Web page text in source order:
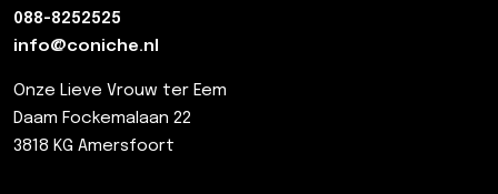
088-8252525
info@coniche.nl
Onze Lieve Vrouw ter Eem
Daam Fockemalaan 22
3818 KG Amersfoort